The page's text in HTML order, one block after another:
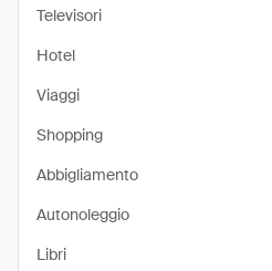
Televisori
Hotel
Viaggi
Shopping
Abbigliamento
Autonoleggio
Libri